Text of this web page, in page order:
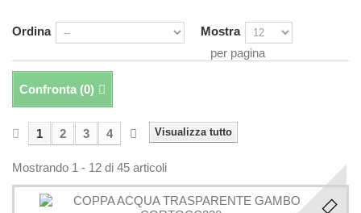
Ordina
Mostra
per pagina
Confronta (0)
Visualizza tutto
1 2 3 4
Mostrando 1 - 12 di 45 articoli